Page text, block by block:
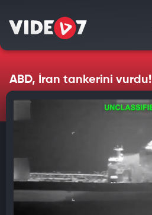
ABD, İran tankerini vurdu!